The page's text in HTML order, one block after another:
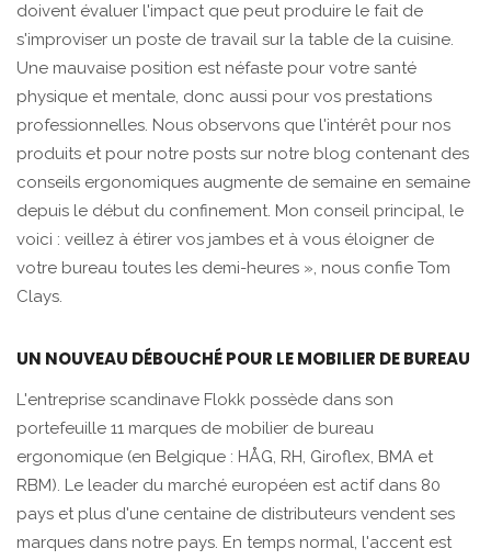
doivent évaluer l'impact que peut produire le fait de
s'improviser un poste de travail sur la table de la cuisine.
Une mauvaise position est néfaste pour votre santé
physique et mentale, donc aussi pour vos prestations
professionnelles. Nous observons que l'intérêt pour nos
produits etpour notre posts sur notre blog contenant des
conseils ergonomiques augmente de semaine en semaine
depuis le début du confinement. Mon conseil principal, le
voici : veillez à étirer vos jambes et à vous éloigner de
votre bureau toutes les demi-heures », nous confie Tom
Clays.
UN NOUVEAU DÉBOUCHÉ POUR LE MOBILIER DE BUREAU
L'entreprise scandinave Flokk possède dans son
portefeuille 11 marques de mobilier de bureau
ergonomique (en Belgique : HÅG, RH, Giroflex, BMA et
RBM). Le leader du marché européen est actif dans 80
pays et plus d'une centaine de distributeurs vendent ses
marques dans notre pays. En temps normal, l'accent est